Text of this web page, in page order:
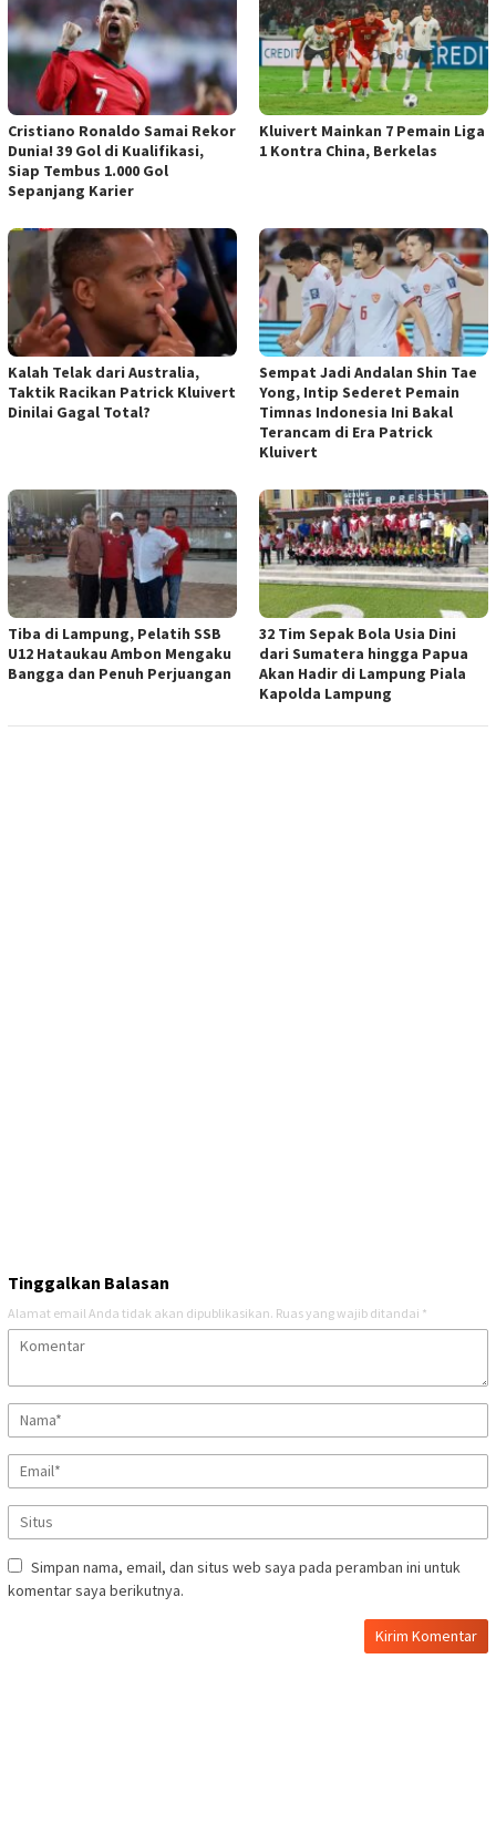
Cristiano Ronaldo Samai Rekor
Dunia! 39 Gol di Kualifikasi,
Siap Tembus 1.000 Gol
Sepanjang Karier
Kluivert Mainkan 7 Pemain Liga
1 Kontra China, Berkelas
Kalah Telak dari Australia,
Taktik Racikan Patrick Kluivert
Dinilai Gagal Total?
Sempat Jadi Andalan Shin Tae
Yong, Intip Sederet Pemain
Timnas Indonesia Ini Bakal
Terancam di Era Patrick
Kluivert
Tiba di Lampung, Pelatih SSB
U12 Hataukau Ambon Mengaku
Bangga dan Penuh Perjuangan
32 Tim Sepak Bola Usia Dini
dari Sumatera hingga Papua
Akan Hadir di Lampung Piala
Kapolda Lampung
Tinggalkan Balasan
Alamat email Anda tidak akan dipublikasikan. Ruas yang wajib ditandai *
Simpan nama, email, dan situs web saya pada peramban ini untuk
komentar saya berikutnya.